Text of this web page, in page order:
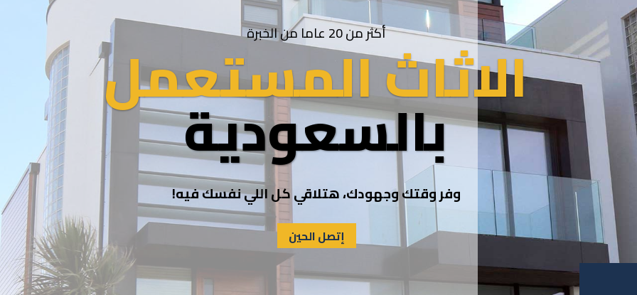
أكثر من 20 عاما من الخبرة
الاثاث المستعمل
بالسعودية
وفر وقتك وجهودك، هتلاقي كل اللي نفسك فيه!
إتصل الحين